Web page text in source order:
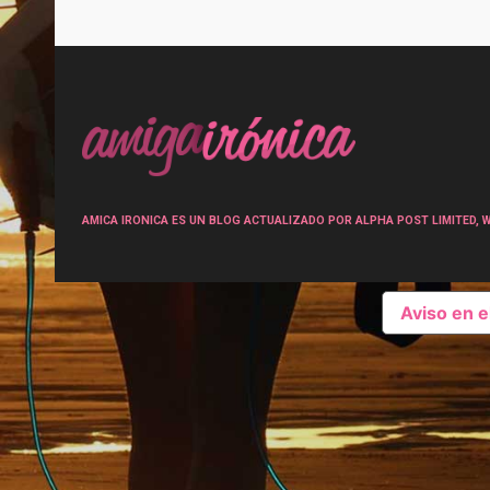
AMICA IRONICA ES UN BLOG ACTUALIZADO POR ALPHA POST
Aviso en